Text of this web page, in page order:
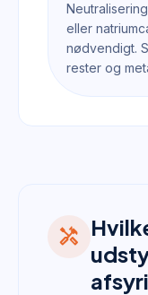
eller
nødvendigt.
rester og
handyman